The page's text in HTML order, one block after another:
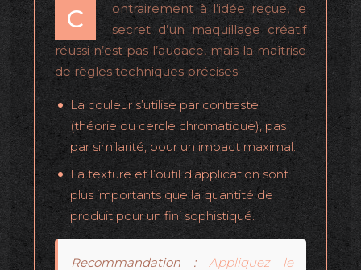
C
ontrairement à l’idée reçue, le
secret d’un maquillage créatif
réussi n’est pas l’audace, mais la maîtrise
de règles techniques précises.
La couleur s’utilise par contraste
(théorie du cercle chromatique), pas
par similarité, pour un impact maximal.
La texture et l’outil d’application sont
plus importants que la quantité de
produit pour un fini sophistiqué.
Recommandation :Appliquez le